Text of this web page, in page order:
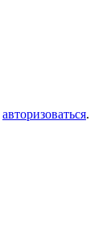
авторизоваться.